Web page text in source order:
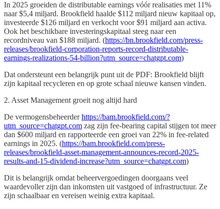
In 2025 groeiden de distributable earnings vóór realisaties met 11%
naar $5,4 miljard. Brookfield haalde $112 miljard nieuw kapitaal op,
investeerde $126 miljard en verkocht voor $91 miljard aan activa.
Ook het beschikbare investeringskapitaal steeg naar een
recordniveau van $188 miljard. (https://bn.brookfield.com/press-
releases/brookfield-corporation-reports-record-distributable-
earnings-realizations-54-billion?utm_source=chatgpt.com)
Dat ondersteunt een belangrijk punt uit de PDF: Brookfield blijft
zijn kapitaal recycleren en op grote schaal nieuwe kansen vinden.
2. Asset Management groeit nog altijd hard
De vermogensbeheerderhttps://bam.brookfield.com/?
utm_source=chatgpt.com zag zijn fee-bearing capital stijgen tot meer
dan $600 miljard en rapporteerde een groei van 22% in fee-related
earnings in 2025. (https://bam.brookfield.com/press-
releases/brookfield-asset-management-announces-record-2025-
results-and-15-dividend-increase?utm_source=chatgpt.com)
Dit is belangrijk omdat beheervergoedingen doorgaans veel
waardevoller zijn dan inkomsten uit vastgoed of infrastructuur. Ze
zijn schaalbaar en vereisen weinig extra kapitaal.